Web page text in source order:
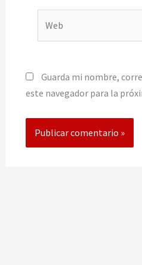
Guarda mi nombre,
este navegador para la